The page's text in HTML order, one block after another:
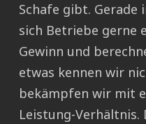
Schafe gibt. Gerade
sich Betriebe gerne
Gewinn und
etwas kennen wir
bekämpfen wir mit
Leistung-Verhältnis.